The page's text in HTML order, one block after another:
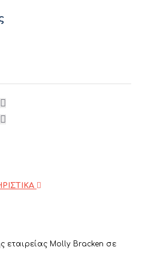
εταιρείας Molly Bracken σε